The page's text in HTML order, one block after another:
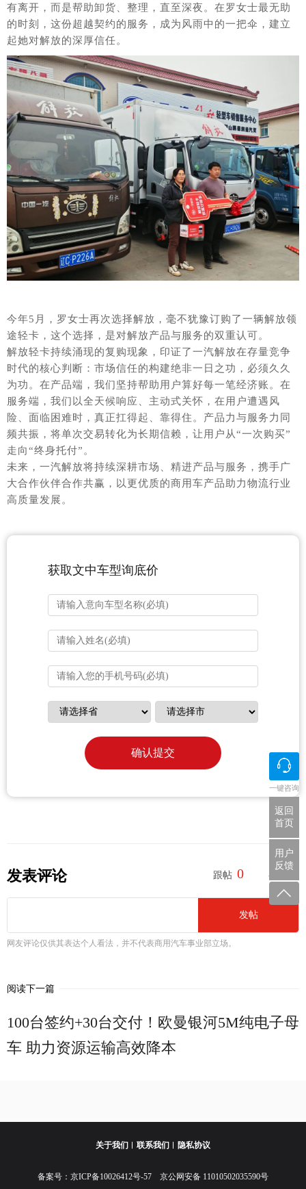
有离开，而是帮助卸货、整理，直至深夜。在罗女士最无助
的时刻，这份超越契约的服务，成为风雨中的一把伞，建立
起她对解放的深厚信任。
今年5月，罗女士再次选择解放，毫不犹豫订购了一辆解放领
途轻卡 ，这个选择，是对解放产品与服务的双重认可。
解放轻卡持续涌现的复购现象，印证了一汽解放在存量竞争
时代的核心判断：市场信任的构建绝非一日之功，必须久久
为功。在产品端，我们坚持帮助用户算好每一笔经济账。在
服务端，我们以全天候响应、主动式关怀，在用户遭遇风
险、面临困难时，真正扛得起、靠得住。产品力与服务力同
频共振，将单次交易转化为长期信赖，让用户从“一次购买”
走向“终身托付”。
未来，一汽解放将持续深耕市场、精进产品与服务，携手广
大合作伙伴合作共赢，以更优质的商用车产品助力物流行业
高质量发展。
获取文中车型询底价
确认提交
发表评论 跟帖 0 参与 0
发帖
网友评论仅供其表达个人看法，并不代表商用汽车事业部立场。
阅读下一篇
100台签约+30台交付！欧曼银河5M纯电子母
车 助力资源运输高效降本
一键咨询
返回
首页
用户
反馈
关于我们 联系我们 隐私协议
备案号： 京ICP备10026412号-57 京公网安备 11010502035590号